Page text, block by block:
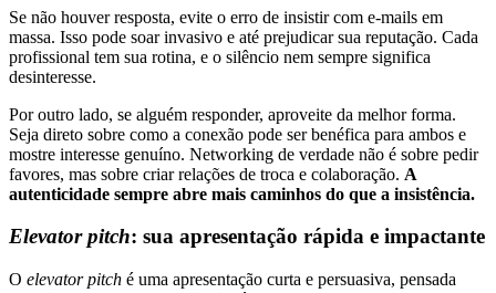
Se não houver resposta, evite o erro de insistir com e-mails em
massa. Isso pode soar invasivo e até prejudicar sua reputação. Cada
profissional tem sua rotina, e o silêncio nem sempre significa
desinteresse.
Por outro lado, se alguém responder, aproveite da melhor forma.
Seja direto sobre como a conexão pode ser benéfica para ambos e
mostre interesse genuíno. Networking de verdade não é sobre pedir
favores, mas sobre criar relações de troca e colaboração. A
autenticidade sempre abre mais caminhos do que a insistência.
Elevator pitch: sua apresentação rápida e impactante
O elevator pitch é uma apresentação curta e persuasiva, pensada